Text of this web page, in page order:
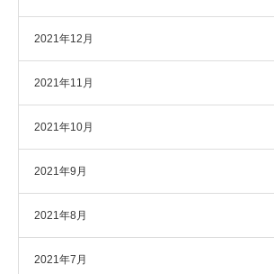
2021年12月
2021年11月
2021年10月
2021年9月
2021年8月
2021年7月